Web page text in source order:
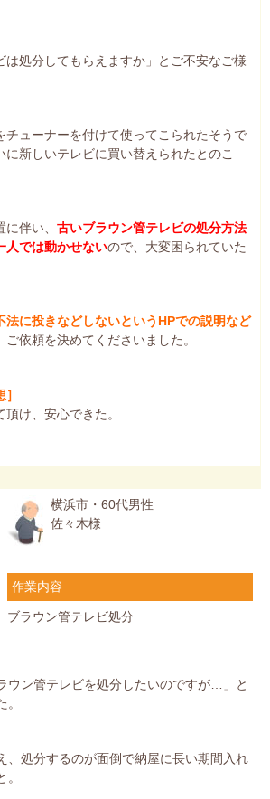
は処分してもらえますか」とご不安なご様
チューナーを付けて使ってこられたそうで
に新しいテレビに買い替えられたとのこ
伴い、 古いブラウン管テレビの処分方法
人では動かせないので、大変困られていた
法に投きなどしないというHPでの説明など
ご依頼を決めてくださいました。
け、安心できた。
横浜市・60代男性
佐々木様
作業内容
ブラウン管テレビ処分
ウン管テレビを処分したいのですが…」と
、処分するのが面倒で納屋に長い期間入れ